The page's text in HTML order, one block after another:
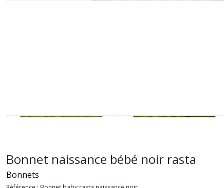
Bonnet naissance bébé noir rasta
Bonnets